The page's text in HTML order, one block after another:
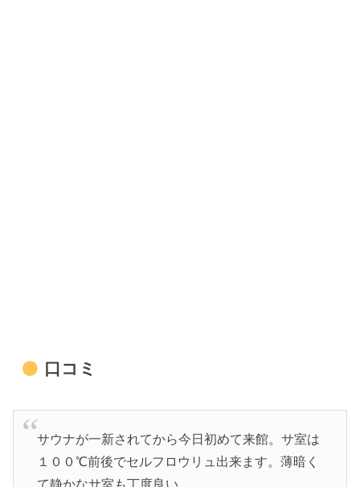
口コミ
サウナが一新されてから今日初めて来館。サ室は
１００℃前後でセルフロウリュ出来ます。薄暗く